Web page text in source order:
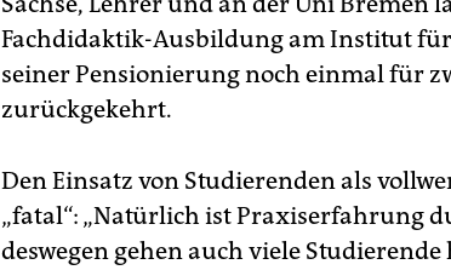
Fachdidaktik-Ausbildung am Institut für
seiner Pensionierung noch einmal für
zurückgekehrt.
Den Einsatz von Studierenden als
„fatal“: „Natürlich ist Praxiserfahrung
deswegen gehen auch viele